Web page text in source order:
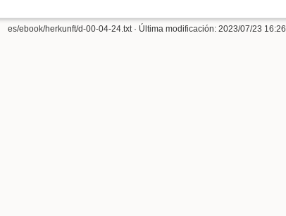
es/ebook/herkunft/d-00-04-24.txt· Última modificación: 2023/07/23 16:26